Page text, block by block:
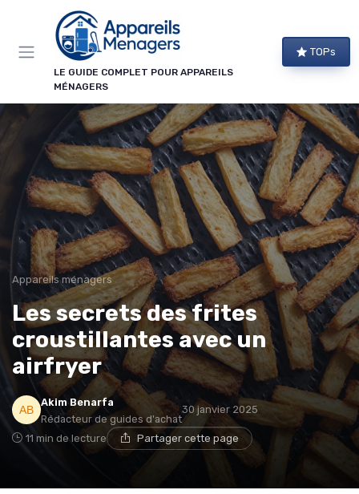
LE GUIDE COMPLET POUR APPAREILS
MÉNAGERS
TOPs
Appareils ménagers
Les secrets des frites
croustillantes avec un
airfryer
Akim Benarfa
Rédacteur de guides d'achat
30 janvier 2025
11 min de lecture Partager cette page
Panneau de gestion des cookies